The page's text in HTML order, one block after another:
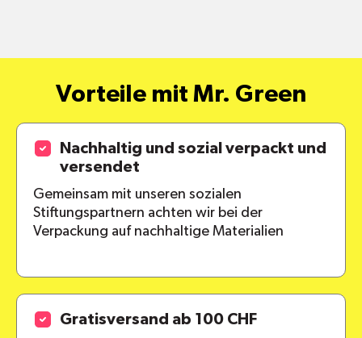
Vorteile mit Mr. Green
Nachhaltig und sozial verpackt und
versendet
Gemeinsam mit unseren sozialen
Stiftungspartnern achten wir bei der
Verpackung auf nachhaltige Materialien
Gratisversand ab 100 CHF